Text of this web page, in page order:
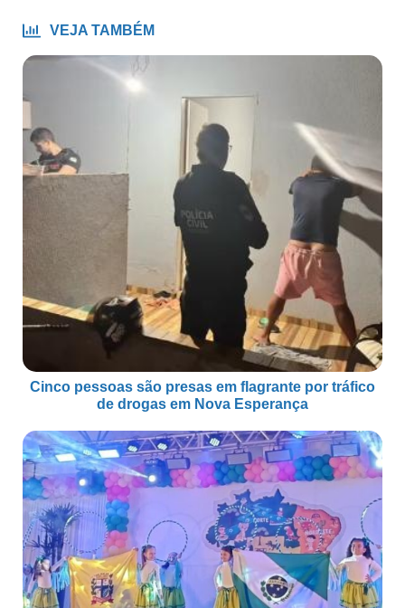
VEJA TAMBÉM
Cinco pessoas são presas em flagrante por tráfico
de drogas em Nova Esperança